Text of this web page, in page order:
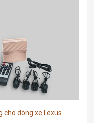
cho dòng xe Lexus